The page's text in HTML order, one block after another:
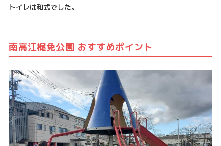
トイレは和式でした。
南高江梶免公園 おすすめポイント